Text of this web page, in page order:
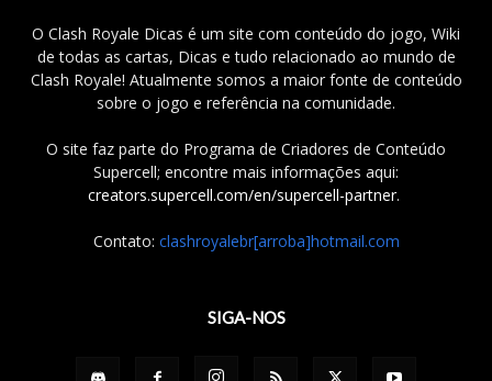
O Clash Royale Dicas é um site com conteúdo do jogo, Wiki
de todas as cartas, Dicas e tudo relacionado ao mundo de
Clash Royale! Atualmente somos a maior fonte de conteúdo
sobre o jogo e referência na comunidade.
O site faz parte do Programa de Criadores de Conteúdo
Supercell; encontre mais informações aqui:
creators.supercell.com/en/supercell-partner.
Contato: clashroyalebr[arroba]hotmail.com
SIGA-NOS